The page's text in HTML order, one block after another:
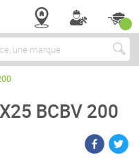
Chercher
BCBV 200